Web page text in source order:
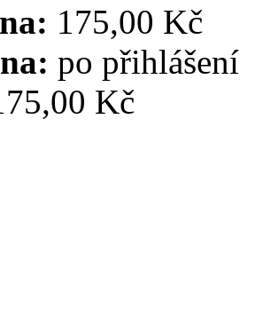
175,00 Kč
po přihlášení
Kč